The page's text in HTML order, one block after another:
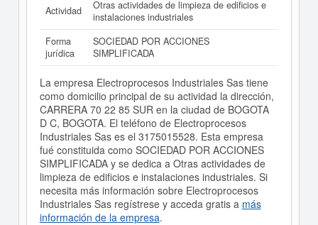
Actividad
Otras actividades de limpieza de edificios e
instalaciones industriales
Forma
jurídica
SOCIEDAD POR ACCIONES
SIMPLIFICADA
La empresa Electroprocesos Industriales Sas tiene
como domicilio principal de su actividad la dirección,
CARRERA 70 22 85 SUR en la ciudad de BOGOTA
D C, BOGOTA. El teléfono de Electroprocesos
Industriales Sas es el 3175015528. Esta empresa
fué constituida como SOCIEDAD POR ACCIONES
SIMPLIFICADA y se dedica a Otras actividades de
limpieza de edificios e instalaciones industriales. Si
necesita más información sobre Electroprocesos
Industriales Sas regístrese y acceda gratis a más
información de la empresa.